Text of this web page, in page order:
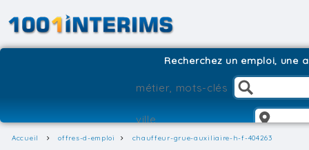
Recherchez un emploi, une
Accueil offres-d-emploi chauffeur-grue-auxiliaire-h-f-404263